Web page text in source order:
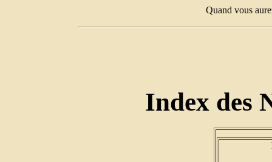
Quand vous
Index des